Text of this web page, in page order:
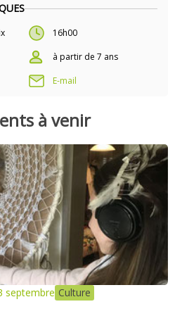
16h00
à partir de 7 ans
E-mail
à venir
septembre Culture